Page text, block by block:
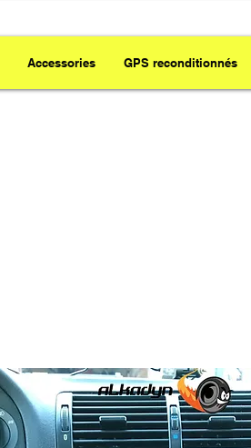
Accessories GPS reconditionnés